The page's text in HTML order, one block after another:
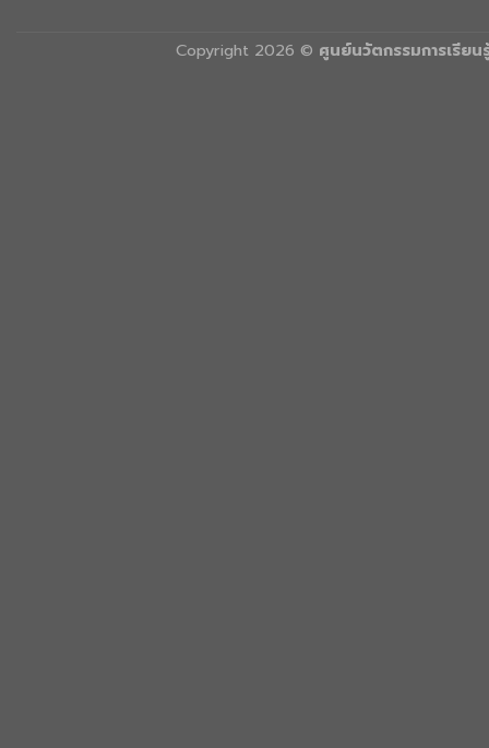
Copyright 2026 © ศูนย์นวัตกรรมการเรีย